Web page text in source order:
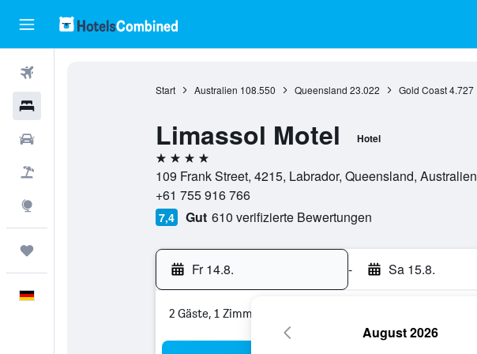
Start Australien 108.550 Queensland 23.022 Gold Coast 4.727
Limassol Motel Hotel
4 Sterne
109 Frank Street, 4215, Labrador, Queensland, Australien
+61 755 916 766
7,4 Gut 610 verifizierte Bewertungen
Fr 14.8. - Sa 15.8.
2 Gäste, 1 Zimmer
August 2026